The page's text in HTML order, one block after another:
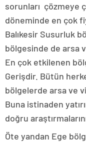
sorunları çözmeye
döneminde en çok
Balıkesir Susurluk
bölgesinde de arsa
En çok etkilenen
Gerişdir. Bütün
bölgelerde arsa ve
Buna istinaden
doğru
Öte yandan Ege